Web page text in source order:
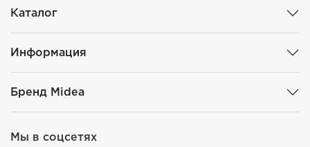
Каталог
Информация
Бренд Midea
Мы в соцсетях